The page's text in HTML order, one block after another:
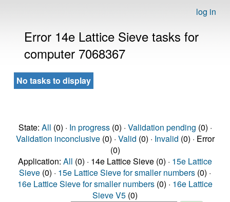
log in
Error 14e Lattice Sieve tasks for
computer 7068367
No tasks to display
State: All (0) · In progress(0) · Validation pending (0) ·
Validation inconclusive(0) · Valid (0) · Invalid (0) · Error
(0)
Application: All (0) · 14e Lattice Sieve (0) · 15e Lattice
Sieve (0) · 15e Lattice Sieve for smaller numbers (0) ·
16e Lattice Sieve for smaller numbers (0) · 16e Lattice
Sieve V5 (0)